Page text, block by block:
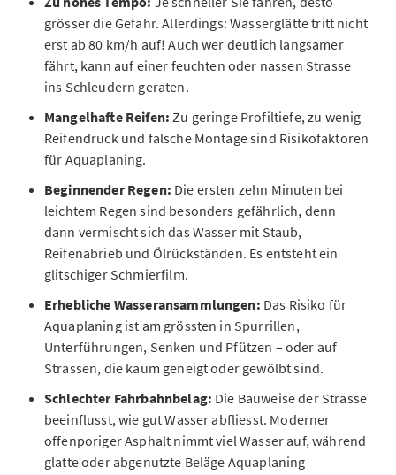
grösser die Gefahr. Allerdings: Wasserglätte tritt nicht
erst ab 80 km/h auf! Auch wer deutlich langsamer
fährt, kann auf einer feuchten oder nassen Strasse
ins Schleudern geraten.
Mangelhafte Reifen: Zu geringe Profiltiefe, zu wenig
Reifendruck und falsche Montage sind Risikofaktoren
für Aquaplaning.
Beginnender Regen: Die ersten zehn Minuten bei
leichtem Regen sind besonders gefährlich, denn
dann vermischt sich das Wasser mit Staub,
Reifenabrieb und Ölrückständen. Es entsteht ein
glitschiger Schmierfilm.
Erhebliche Wasseransammlungen: Das Risiko für
Aquaplaning ist am grössten in Spurrillen,
Unterführungen, Senken und Pfützen – oder auf
Strassen, die kaum geneigt oder gewölbt sind.
Schlechter Fahrbahnbelag: Die Bauweise der Strasse
beeinflusst, wie gut Wasser abfliesst. Moderner
offenporiger Asphalt nimmt viel Wasser auf, während
glatte oder abgenutzte Beläge Aquaplaning